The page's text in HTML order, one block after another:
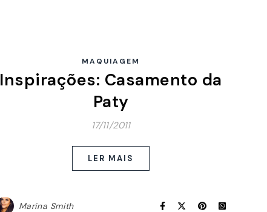
MAQUIAGEM
Inspirações: Casamento da
Paty
17/11/2011
LER MAIS
Marina Smith